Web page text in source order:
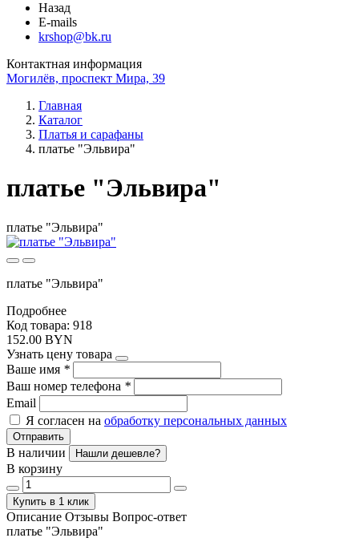
Назад
E-mails
krshop@bk.ru
Контактная информация
Могилёв, проспект Мира, 39
Главная
Каталог
Платья и сарафаны
платье "Эльвира"
платье "Эльвира"
платье "Эльвира"
платье "Эльвира"
Подробнее
Код товара: 918
152.00 BYN
Узнать цену товара
Ваше имя *
Ваш номер телефона *
Email
Я согласен на обработку персональных данных
Отправить
В наличии Нашли дешевле?
В корзину
Купить в 1 клик
Описание Отзывы Вопрос-ответ
платье "Эльвира"